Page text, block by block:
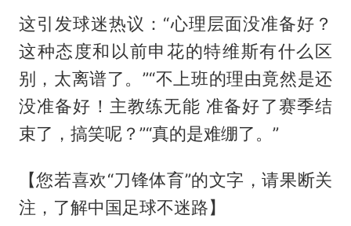
这引发球迷热议：“心理层面没准备好？
这种态度和以前申花的特维斯有什么区
别，太离谱了。”“不上班的理由竟然是还
没准备好！主教练无能 准备好了赛季结
束了，搞笑呢？”“真的是难绷了。”
【您若喜欢“刀锋体育”的文字，请果断关
注，了解中国足球不迷路】